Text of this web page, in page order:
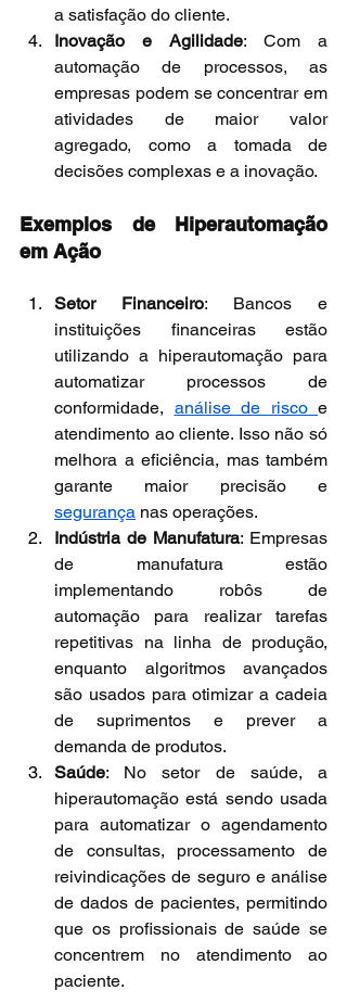
a satisfação do cliente.
Inovação e Agilidade: Com a
automação de processos, as
empresas podem se concentrar em
atividades de maior valor
agregado, como a tomada de
decisões complexas e a inovação.
Exemplos de Hiperautomação
em Ação
Setor Financeiro: Bancos e
instituições financeiras estão
utilizando a hiperautomação para
automatizar processos de
conformidade, análise de risco e
atendimento ao cliente. Isso não só
melhora a eficiência, mas também
segurança nas operações.
Indústria de Manufatura: Empresas
de manufatura estão
implementando robôs de
automação para realizar tarefas
repetitivas na linha de produção,
enquanto algoritmos avançados
são usados para otimizar a cadeia
de suprimentos e prever a
demanda de produtos.
Saúde: No setor de saúde, a
hiperautomação está sendo usada
para automatizar o agendamento
de consultas, processamento de
reivindicações de seguro e análise
de dados de pacientes, permitindo
que os profissionais de saúde se
concentrem no atendimento ao
paciente.